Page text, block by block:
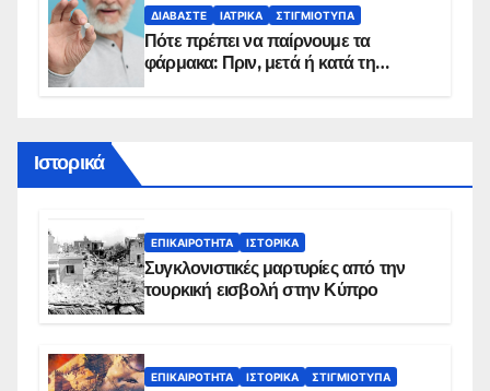
ΔΙΑΒΆΣΤΕ ΙΑΤΡΙΚΆ ΣΤΙΓΜΙΌΤΥΠΑ
Πότε πρέπει να παίρνουμε τα
φάρμακα: Πριν, μετά ή κατά τη
Ιστορικά
ΕΠΙΚΑΙΡΌΤΗΤΑ ΙΣΤΟΡΙΚΆ
Συγκλονιστικές μαρτυρίες από την
τουρκική εισβολή στην Κύπρο
ΕΠΙΚΑΙΡΌΤΗΤΑ ΙΣΤΟΡΙΚΆ ΣΤΙΓΜΙΌΤΥΠΑ